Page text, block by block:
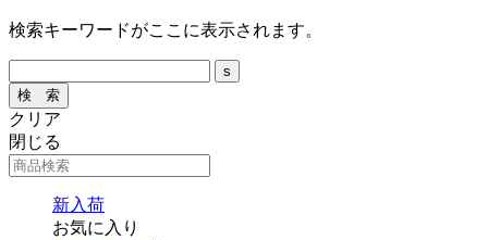
検索キーワードがここに表示されます。
クリア
閉じる
新入荷
お気に入り